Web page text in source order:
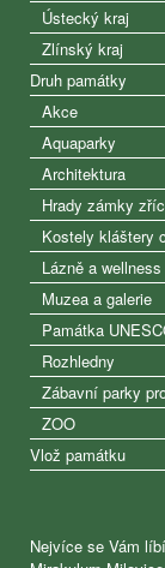
Ústecký kraj
Zlínský kraj
Druh památky
Akce
Aquaparky
Architektura
Hrady zámky
Kostely kláštery
Lázně a wellness
Muzea a galerie
Památka
Rozhledny
Zábavní parky
ZOO
Vlož památku
Nejvíce se Vám